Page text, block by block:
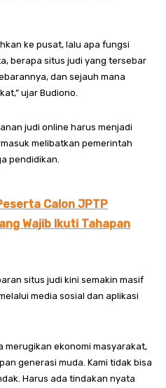
ke pusat, lalu apa fungsi
berapa situs judi yang tersebar
dan sejauh mana
ujar Budiono.
judi online harus menjadi
melibatkan pemerintah
pendidikan.
Calon JPTP
Wajib Ikuti Tahapan
situs judi kini semakin masif
media sosial dan aplikasi
merugikan ekonomi masyarakat,
generasi muda. Kami tidak bisa
Harus ada tindakan nyata